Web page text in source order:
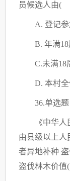
员候选人由( )
A. 登记
B. 年满18
C.未满18
D. 本村
36.单选题
《中华
由县级以上人
者异地补种
盗伐林木价值